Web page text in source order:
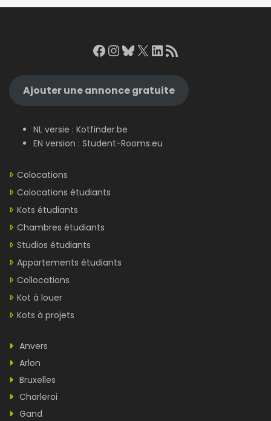
Facebook
Instagram
Bluesky
X LinkedIn
RSS Feed
Ajouter une annonce gratuite
NL versie : Kotfinder.be
EN version : Student-Rooms.eu
Colocations
Colocations étudiants
Kots étudiants
Chambres étudiants
Studios étudiants
Appartements étudiants
Collocations
Kot à louer
Kots à projets
Anvers
Arlon
Bruxelles
Charleroi
Gand